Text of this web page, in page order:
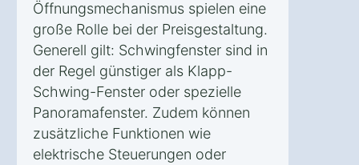
Öffnungsmechanismus spielen eine
große Rolle bei der Preisgestaltung.
Generell gilt: Schwingfenster sind in
der Regel günstiger als Klapp-
Schwing-Fenster oder spezielle
Panoramafenster. Zudem können
zusätzliche Funktionen wie
elektrische Steuerungen oder